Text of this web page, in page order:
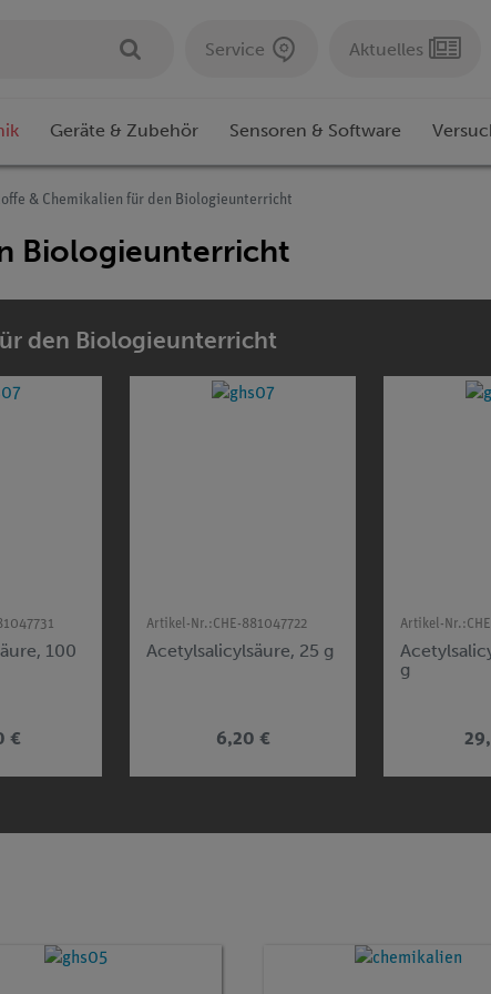
Service Aktuelles
Geräte & Zubehör Sensoren & Software
& Chemikalien für den Biologieunterricht
Biologieunterricht
den Biologieunterricht
100
€
Artikel-Nr.:CHE-881047722
Acetylsalicylsäure, 25 g
6,20 €
Artikel-Nr.:
g